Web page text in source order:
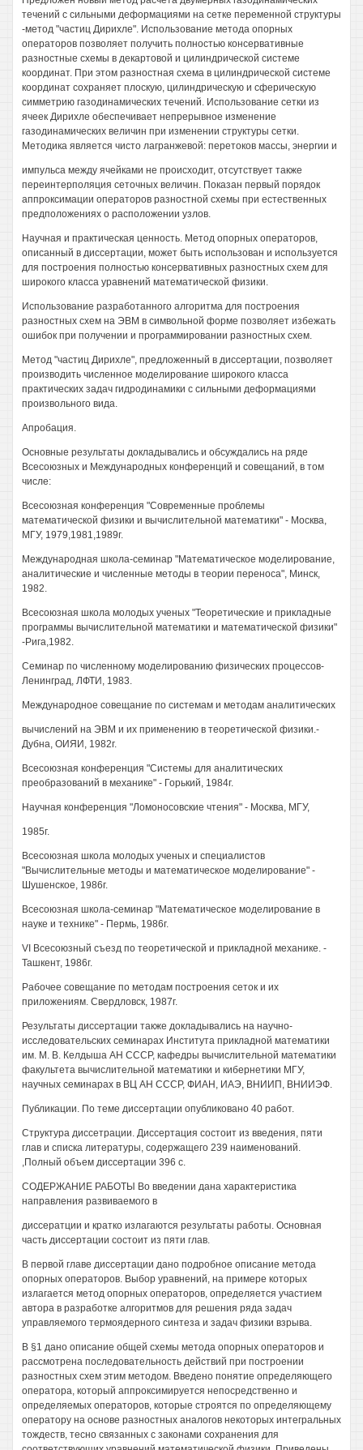
течений с сильными деформациями на сетке переменной структуры
-метод "частиц Дирихле". Использование метода опорных
операторов позволяет получить полностью консервативные
разностные схемы в декартовой и цилиндрической системе
координат. При этом разностная схема в цилиндрической системе
координат сохраняет плоскую, цилиндрическую и сферическую
симметрию газодинамических течений. Использование сетки из
ячеек Дирихле обеспечивает непрерывное изменение
газодинамических величин при изменении структуры сетки.
Методика является чисто лагранжевой: перетоков массы, энергии и
импульса между ячейками не происходит, отсутствует также
переинтерполяция сеточных величин. Показан первый порядок
аппроксимации операторов разностной схемы при естественных
предположениях о расположении узлов.
Научная и практическая ценность. Метод опорных операторов,
описанный в диссертации, может быть использован и используется
для построения полностью консервативных разностных схем для
широкого класса уравнений математической физики.
Использование разработанного алгоритма для построения
разностных схем на ЭВМ в символьной форме позволяет избежать
ошибок при получении и программировании разностных схем.
Метод "частиц Дирихле", предложенный в диссертации, позволяет
производить численное моделирование широкого класса
практических задач гидродинамики с сильными деформациями
произвольного вида.
Апробация.
Основные результаты докладывались и обсуждались на ряде
Всесоюзных и Международных конференций и совещаний, в том
числе:
Всесоюзная конференция "Современные проблемы
математической физики и вычислительной математики" - Москва,
МГУ, 1979,1981,1989г.
Международная школа-семинар "Математическое моделирование,
аналитические и численные методы в теории переноса", Минск,
1982.
Всесоюзная школа молодых ученых "Теоретические и прикладные
программы вычислительной математики и математической физики"
-Рига,1982.
Семинар по численному моделированию физических процессов-
Ленинград, ЛФТИ, 1983.
Международное совещание по системам и методам аналитических
вычислений на ЭВМ и их применению в теоретической физики.-
Дубна, ОИЯИ, 1982г.
Всесоюзная конференция "Системы для аналитических
преобразований в механике" - Горький, 1984г.
Научная конференция "Ломоносовские чтения" - Москва, МГУ,
1985г.
Всесоюзная школа молодых ученых и специалистов
"Вычислительные методы и математическое моделирование" -
Шушенское, 1986г.
Всесоюзная школа-семинар "Математическое моделирование в
науке и технике" - Пермь, 1986г.
VI Всесоюзный съезд по теоретической и прикладной механике. -
Ташкент, 1986г.
Рабочее совещание по методам построения сеток и их
приложениям. Свердловск, 1987г.
Результаты диссертации также докладывались на научно-
исследовательских семинарах Института прикладной математики
им. М. В. Келдыша АН СССР, кафедры вычислительной математики
факультета вычислительной математики и кибернетики МГУ,
научных семинарах в ВЦ АН СССР, ФИАН, ИАЭ, ВНИИП, ВНИИЭФ.
Публикации. По теме диссертации опубликовано 40 работ.
Структура диссетрации. Диссертация состоит из введения, пяти
глав и списка литературы, содержащего 239 наименований.
,Полный объем диссертации 396 с.
СОДЕРЖАНИЕ РАБОТЫ Во введении дана характеристика
направления развиваемого в
диссератции и кратко излагаются результаты работы. Основная
часть диссертации состоит из пяти глав.
В первой главе диссертации дано подробное описание метода
опорных операторов. Выбор уравнений, на примере которых
излагается метод опорных операторов, определяется участием
автора в разработке алгоритмов для решения ряда задач
управляемого термоядерного синтеза и задач физики взрыва.
В §1 дано описание общей схемы метода опорных операторов и
рассмотрена последовательность действий при построении
разностных схем этим методом. Введено понятие определяющего
оператора, который аппроксимируется непосредственно и
определяемых операторов, которые строятся по определяющему
оператору на основе разностных аналогов некоторых интегральных
тождеств, тесно связанных с законами сохранения для